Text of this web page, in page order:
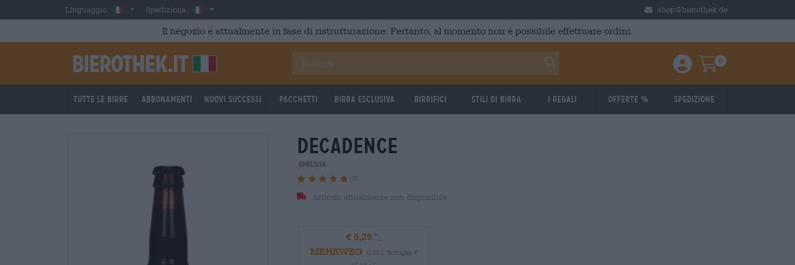
Skip to main contentLinguaggio: ItalianSpedizione: Italia shop@bierothek.de
Il negozio è attualmente in fase di ristrutturazione. Pertanto, al momento non è possibile effettuare ordini.
Einloggen / Anmelden
Warenkorb
0
Tutte le birre Abbonamenti Nuovi successi Pacchetti Birra Esclusiva Birrifici Stili di birra I regali Offerte % Spedizione
decadence
emelisse
(3)
Articolo attualmente non disponibile
€ 5,29
MEHRWEG
0,33 L Bottiglia €